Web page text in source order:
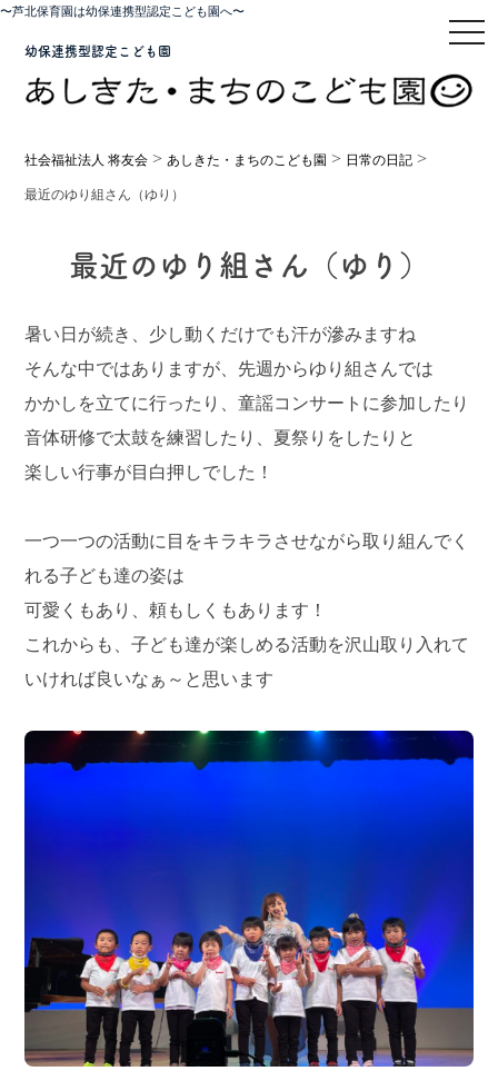
〜芦北保育園は幼保連携型認定こども園へ〜
幼保連携型認定こども園
社会福祉法人 将友会 > あしきた・まちのこども園 > 日常の日記 >
最近のゆり組さん（ゆり）
最近のゆり組さん（ゆり）
暑い日が続き、少し動くだけでも汗が滲みますね
そんな中ではありますが、先週からゆり組さんでは
かかしを立てに行ったり、童謡コンサートに参加したり
音体研修で太鼓を練習したり、夏祭りをしたりと
楽しい行事が目白押しでした！
一つ一つの活動に目をキラキラさせながら取り組んでく
れる子ども達の姿は
可愛くもあり、頼もしくもあります！
これからも、子ども達が楽しめる活動を沢山取り入れて
いければ良いなぁ～と思います